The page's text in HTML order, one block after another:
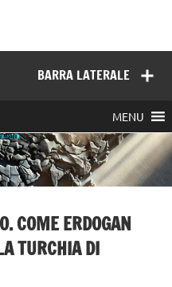
BARRA LATERALE
MENU
COME ERDOGAN
TURCHIA DI